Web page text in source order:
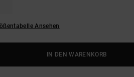
Ansehen
IN DEN WARENKORB